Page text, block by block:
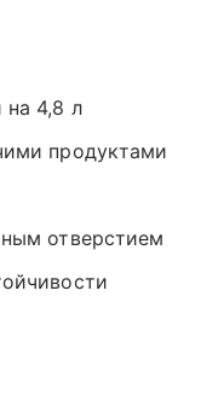
4,8 л
продуктами
отверстием